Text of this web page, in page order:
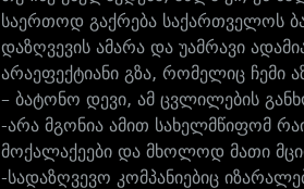
საერთოდ გაქრება საქართველოს
დაზღვევის ამარა და უამრავი
არაეფექტიანი გზა, რომელიც ჩემი
– ბატონო დევი, ამ ცვლილების
-არა მგონია ამით სახელმწიფომ
მოქალაქეები და მხოლოდ მათი
-სადაზღვევო კომპანიებიც